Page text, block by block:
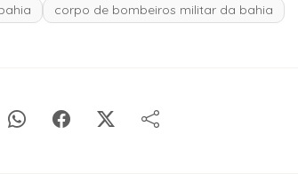
corpo de bombeiros militar da bahia